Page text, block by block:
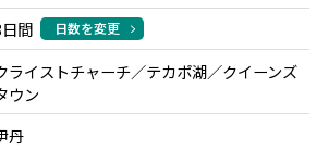
ーにご招待（滞在中1回）
「クイーンズタウン」から、いずれか
だけます。
可能です】
間 日数を変更
ライストチャーチ／テカポ湖／クイーンズ
ウン
丹